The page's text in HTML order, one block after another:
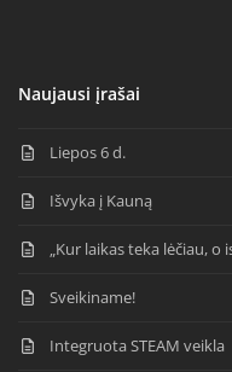
Naujausi įrašai
Liepos 6 d.
Išvyka į Kauną
„Kur laikas teka lėčiau, o
Sveikiname!
Integruota STEAM veikla